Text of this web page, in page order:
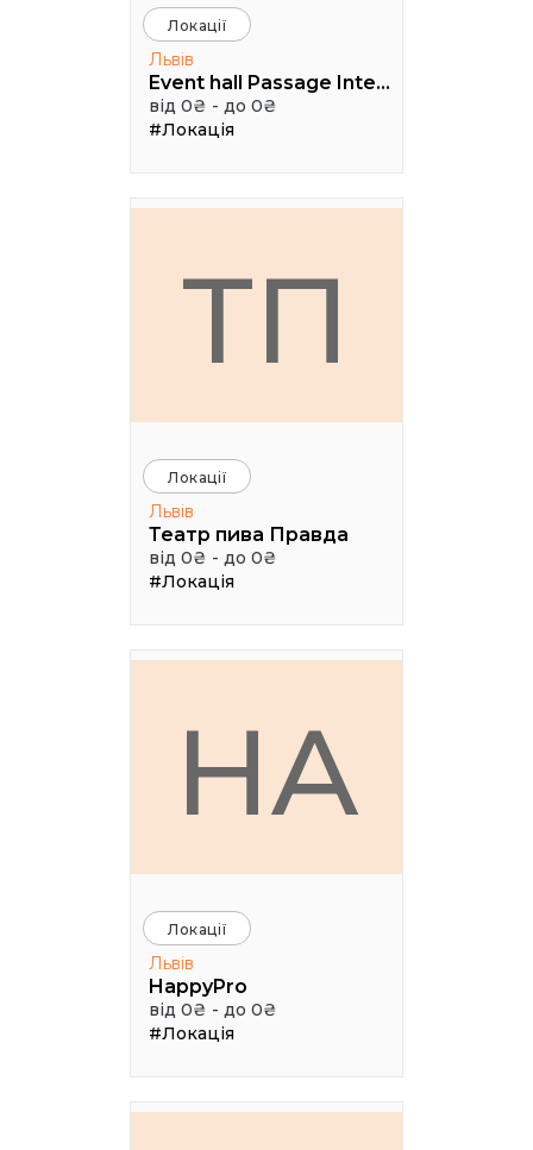
Локації
Львів
Event hall Passage Interdit
від 0₴ - до 0₴
#Локація
ТП
Локації
Львів
Театр пива Правда
від 0₴ - до 0₴
#Локація
HA
Локації
Львів
HappyPro
від 0₴ - до 0₴
#Локація